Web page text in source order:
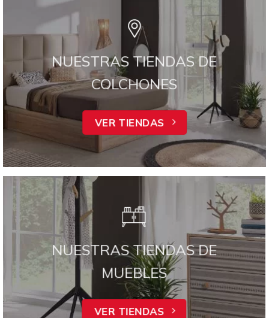
NUESTRAS TIENDAS DE
COLCHONES
VER TIENDAS
NUESTRAS TIENDAS DE
MUEBLES
VER TIENDAS